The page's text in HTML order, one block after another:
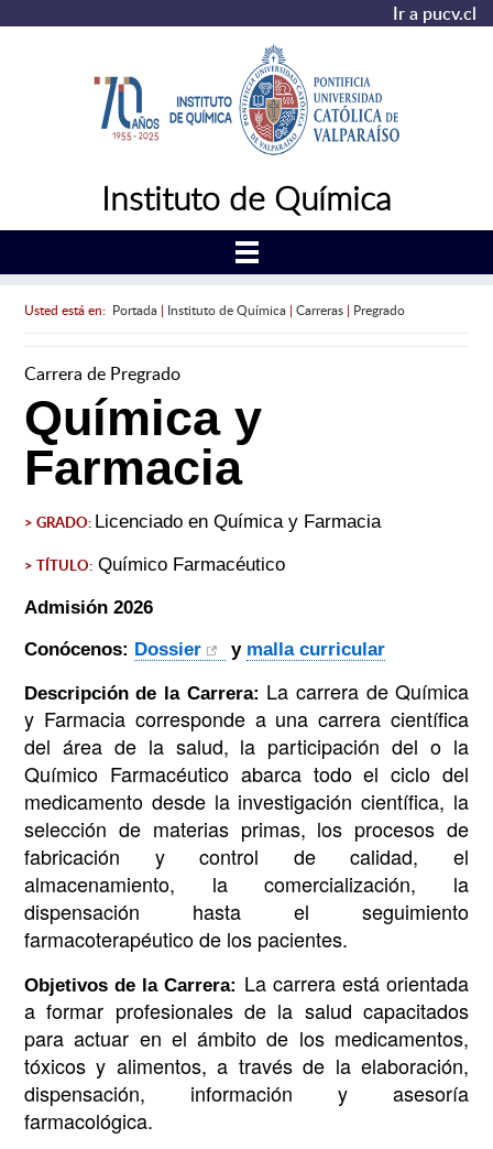
Ir a pucv.cl
Instituto de Química
Usted está en: Portada| Instituto de Química| Carreras| Pregrado
Carrera de Pregrado
Química y
Farmacia
> GRADO: Licenciado en Química y Farmacia
> TÍTULO:Químico Farmacéutico
Admisión 2026
Conócenos: Dossier y malla curricular
Descripción de la Carrera: La carrera de Química
y Farmacia corresponde a una carrera científica
del área de la salud, la participación del o la
Químico Farmacéutico abarca todo el ciclo del
medicamento desde la investigación científica, la
selección de materias primas, los procesos de
fabricación y control de calidad, el
almacenamiento, la comercialización, la
dispensación hasta el seguimiento
farmacoterapéutico de los pacientes.
Objetivos de la Carrera: La carrera está orientada
a formar profesionales de la salud capacitados
para actuar en el ámbito de los medicamentos,
tóxicos y alimentos, a través de la elaboración,
dispensación, información y asesoría
farmacológica.